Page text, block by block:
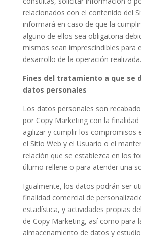
relacionados con el contenido del
informará en caso de que la
alguno de ellos sea obligatoria
mismos sean imprescindibles para
desarrollo de la operación realizada.
Fines del tratamiento a que se
datos personales
Los datos personales son
por Copy Marketing con la
agilizar y cumplir los compromisos
el Sitio Web y el Usuario o el
relación que se establezca en los
último rellene o para atender una
Igualmente, los datos podrán ser
finalidad comercial de
estadística, y actividades propias
de Copy Marketing, así como para
almacenamiento de datos y